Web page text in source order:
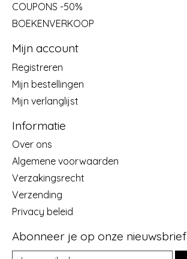
COUPONS -50%
BOEKENVERKOOP
Mijn account
Registreren
Mijn bestellingen
Mijn verlanglijst
Informatie
Over ons
Algemene voorwaarden
Verzakingsrecht
Verzending
Privacy beleid
Abonneer je op onze nieuwsbrief